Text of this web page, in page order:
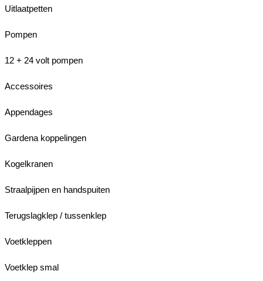
Uitlaatpetten
Pompen
12 + 24 volt pompen
Accessoires
Appendages
Gardena koppelingen
Kogelkranen
Straalpijpen en handspuiten
Terugslagklep / tussenklep
Voetkleppen
Voetklep smal